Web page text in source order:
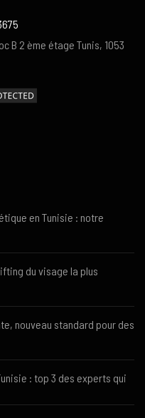
B 2 ème étage Tunis, 1053
en Tunisie : notre
du visage la plus
nouveau standard pour des
: top 3 des experts qui